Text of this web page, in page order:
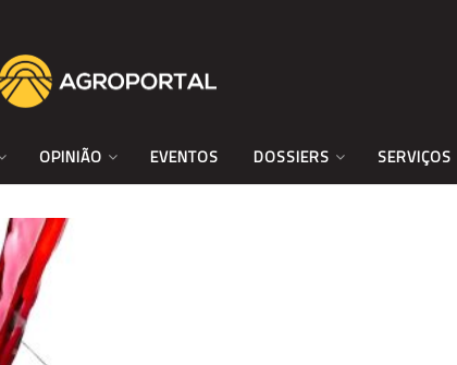
OPINIÃO EVENTOS DOSSIERS SERVIÇOS